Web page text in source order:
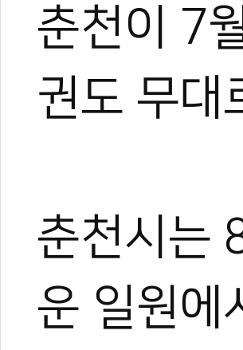
춘천이 7
권도 무대
춘천시는
운 일원에